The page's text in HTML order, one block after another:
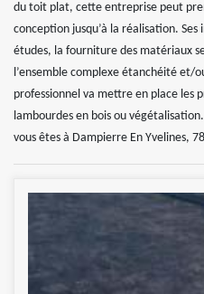
du toit plat, cette entreprise peut
conception jusqu’à la réalisation.
études, la fourniture des matériaux
l’ensemble complexe étanchéité et/
professionnel va mettre en place les
lambourdes en bois ou
vous êtes à Dampierre En Yvelines,